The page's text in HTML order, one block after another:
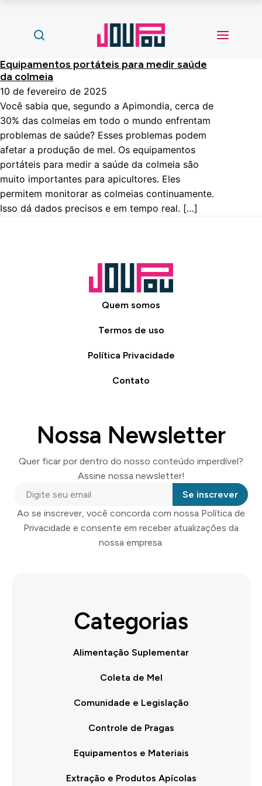
Equipamentos portáteis para medir saúde
da colmeia
10 de fevereiro de 2025
Você sabia que, segundo a Apimondia, cerca de
30% das colmeias em todo o mundo enfrentam
problemas de saúde? Esses problemas podem
afetar a produção de mel. Os equipamentos
portáteis para medir a saúde da colmeia são
muito importantes para apicultores. Eles
permitem monitorar as colmeias continuamente.
Isso dá dados precisos e em tempo real. […]
Quem somos
Termos de uso
Política Privacidade
Contato
Nossa Newsletter
Quer ficar por dentro do nosso conteúdo imperdível?
Assine nossa newsletter!
Se inscrever
Ao se inscrever, você concorda com nossa Política de
Privacidade e consente em receber atualizações da
nossa empresa.
Categorias
Alimentação Suplementar
Coleta de Mel
Comunidade e Legislação
Controle de Pragas
Equipamentos e Materiais
Extração e Produtos Apícolas